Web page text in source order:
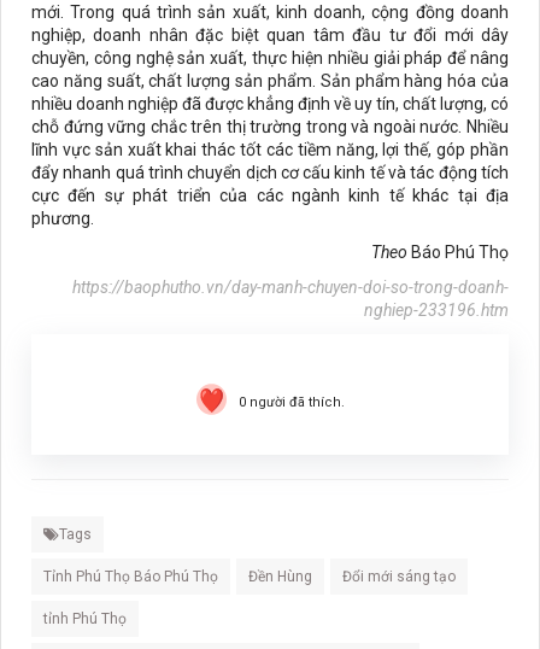
mới. Trong quá trình sản xuất, kinh doanh, cộng đồng doanh
nghiệp, doanh nhân đặc biệt quan tâm đầu tư đổi mới dây
chuyền, công nghệ sản xuất, thực hiện nhiều giải pháp để nâng
cao năng suất, chất lượng sản phẩm. Sản phẩm hàng hóa của
nhiều doanh nghiệp đã được khẳng định về uy tín, chất lượng, có
chỗ đứng vững chắc trên thị trường trong và ngoài nước. Nhiều
lĩnh vực sản xuất khai thác tốt các tiềm năng, lợi thế, góp phần
đẩy nhanh quá trình chuyển dịch cơ cấu kinh tế và tác động tích
cực đến sự phát triển của các ngành kinh tế khác tại địa
phương.
Theo Báo Phú Thọ
https://baophutho.vn/day-manh-chuyen-doi-so-trong-doanh-
nghiep-233196.htm
0người đã thích.
Tags
Tỉnh Phú Thọ Báo Phú Thọ Đền Hùng Đổi mới sáng tạo
tỉnh Phú Thọ